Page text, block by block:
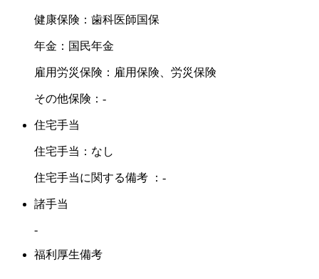
健康保険：歯科医師国保
年金：国民年金
雇用労災保険：雇用保険、労災保険
その他保険：-
住宅手当
住宅手当：なし
住宅手当に関する備考 ：-
諸手当
-
福利厚生備考